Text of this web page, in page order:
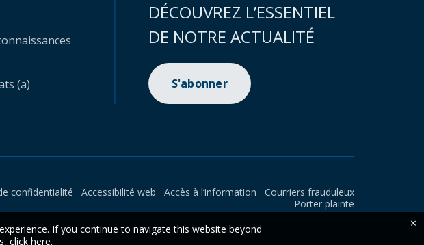
(a)
DÉCOUVREZ L’ESSENTIEL
DE NOTRE ACTUALITÉ
S'abonner
confidentialité Accessibilité web Accès à l’information
Courriers frauduleux
Porter plainte
If you continue to navigate this website beyond
click here.
×